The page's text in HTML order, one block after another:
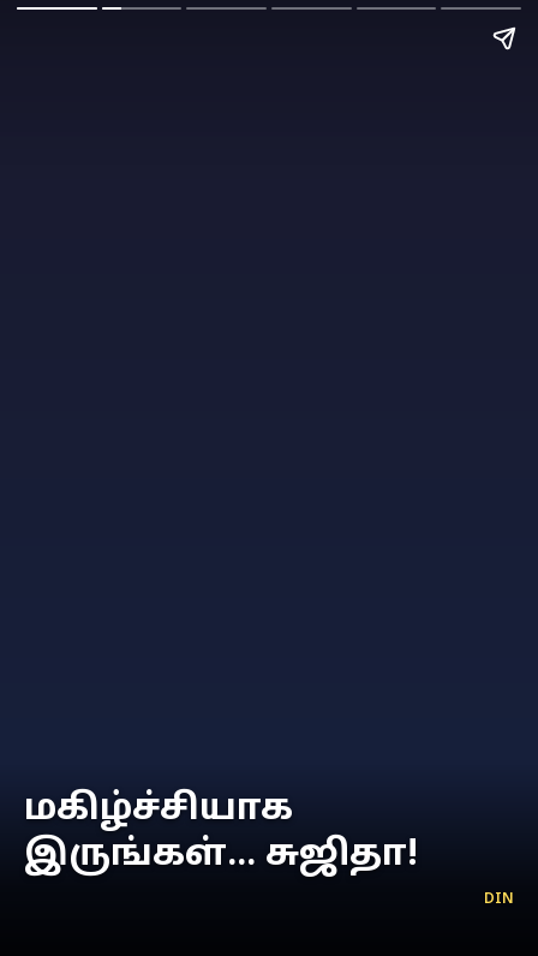
மகிழ்ச்சியாக
இருங்கள்... சுஜிதா!
DIN